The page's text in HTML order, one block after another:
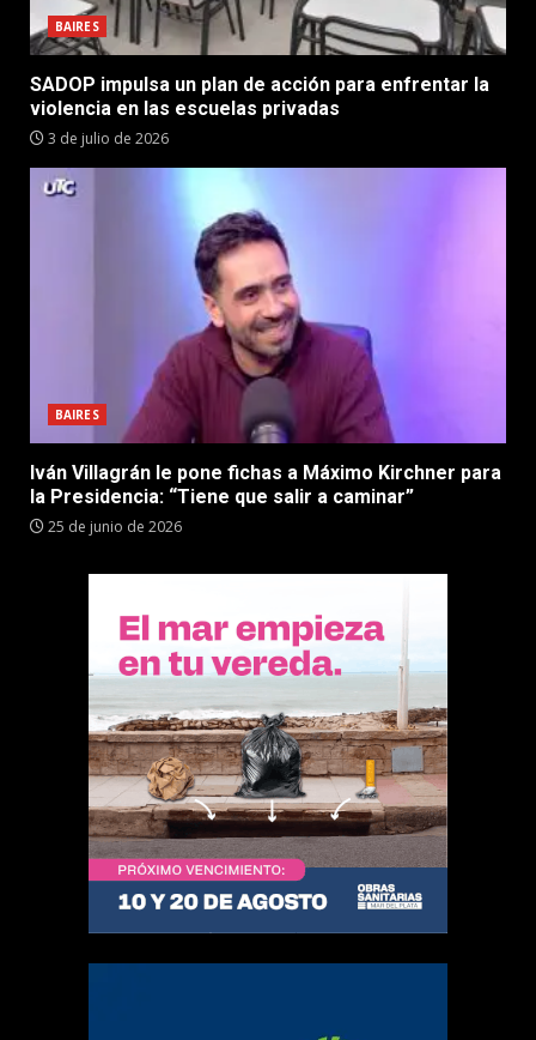
BAIRES
SADOP impulsa un plan de acción para enfrentar la
violencia en las escuelas privadas
3 de julio de 2026
BAIRES
Iván Villagrán le pone fichas a Máximo Kirchner para
la Presidencia: “Tiene que salir a caminar”
25 de junio de 2026